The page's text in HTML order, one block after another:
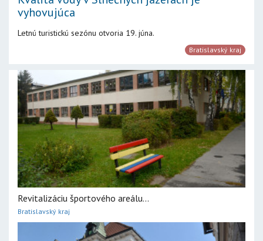
vyhovujúca
Letnú turistickú sezónu otvoria 19. júna.
Bratislavský kraj
Revitalizáciu športového areálu...
Bratislavský kraj